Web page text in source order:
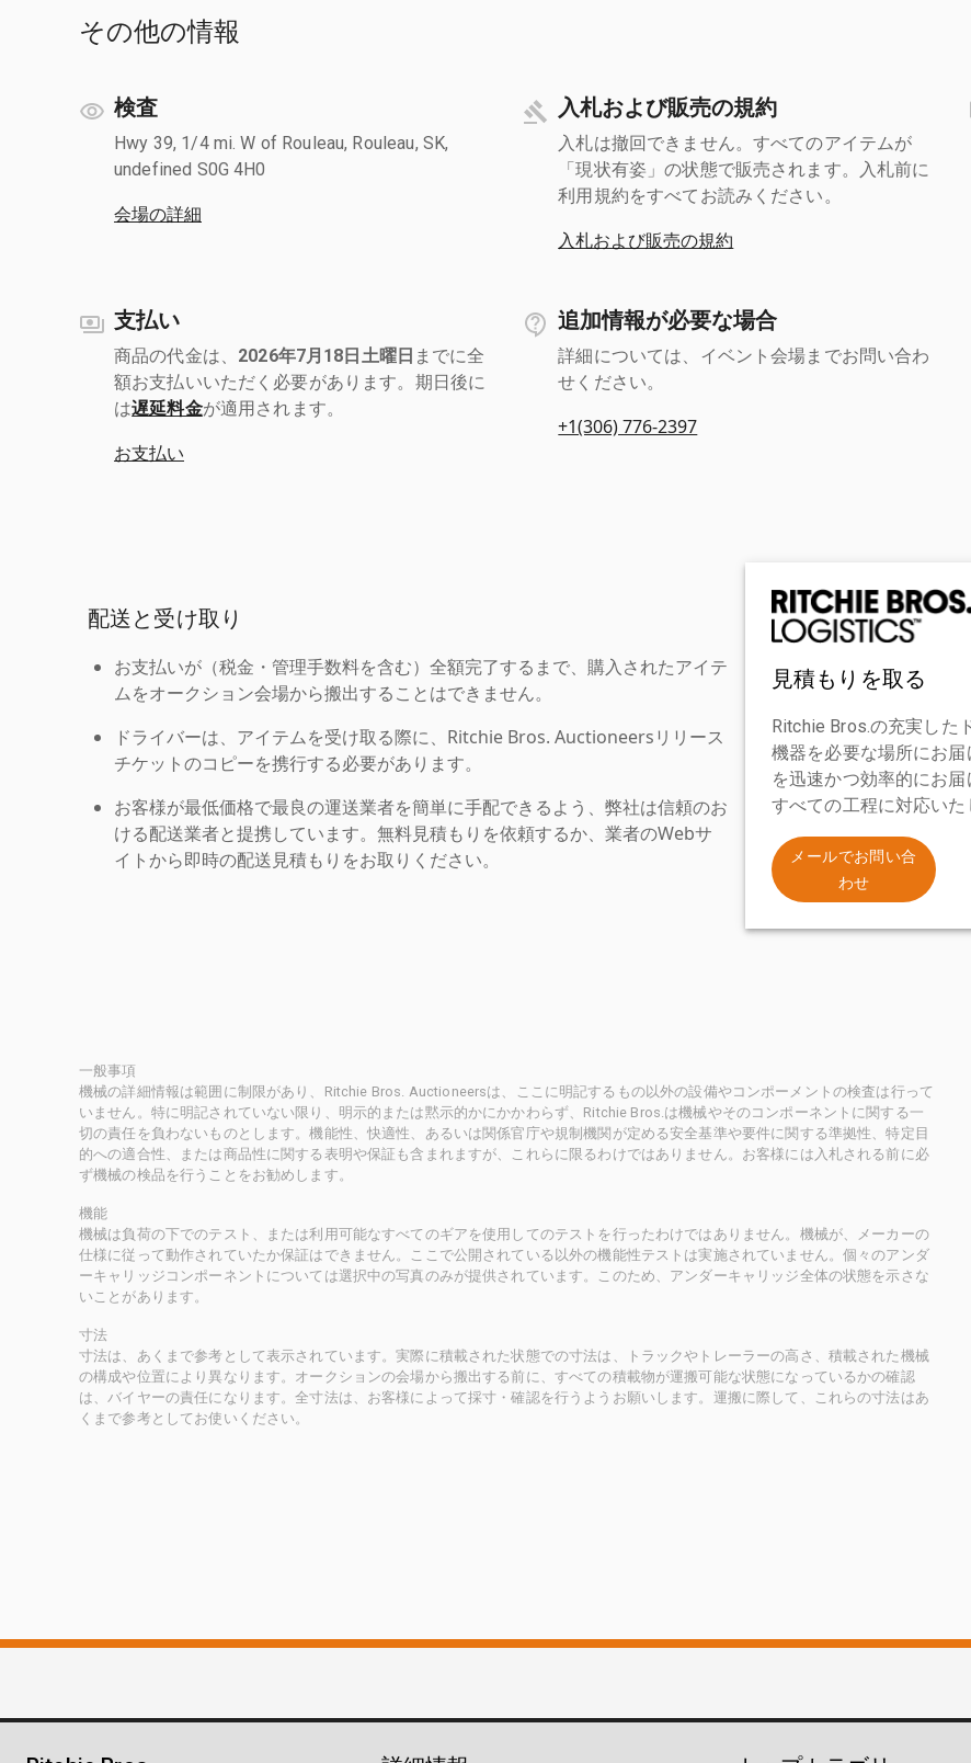
その他の情報
検査
Hwy 39, 1/4 mi. W of Rouleau, Rouleau, SK,
undefined S0G 4H0
会場の詳細
入札および販売の規約
入札は撤回できません。すべてのアイテムが
「現状有姿」の状態で販売されます。入札前に
利用規約をすべてお読みください。
入札および販売の規約
支払い
商品の代金は、 2026年7月18日土曜日 までに全
額お支払いいただく必要があります。期日後に
は遅延料金が適用されます。
お支払い
追加情報が必要な場合
詳細については、イベント会場までお問い合わ
せください。
+1(306) 776-2397
配送と受け取り
お支払いが（税金・管理手数料を含む）全額完了するまで、購入されたアイテ
ムをオークション会場から搬出することはできません。
ドライバーは、アイテムを受け取る際に、Ritchie Bros. Auctioneersリリース
チケットのコピーを携行する必要があります。
お客様が最低価格で最良の運送業者を簡単に手配できるよう、弊社は信頼のお
ける配送業者と提携しています。無料見積もりを依頼するか、業者のWebサ
イトから即時の配送見積もりをお取りください。
見積もりを取る
Ritchie Bros.の充実した
機器を必要な場所にお
を迅速かつ効率的にお
すべての工程に対応いた
メールでお問い合
わせ
一般事項
機械の詳細情報は範囲に制限があり、Ritchie Bros. Auctioneersは、ここに明記するもの以外の設備やコンポーメントの検査は行って
いません。特に明記されていない限り、明示的または黙示的かにかかわらず、Ritchie Bros.は機械やそのコンポーネントに関する一
切の責任を負わないものとします。機能性、快適性、あるいは関係官庁や規制機関が定める安全基準や要件に関する準拠性、特定目
的への適合性、または商品性に関する表明や保証も含まれますが、これらに限るわけではありません。お客様には入札される前に必
ず機械の検品を行うことをお勧めします。
機能
機械は負荷の下でのテスト、または利用可能なすべてのギアを使用してのテストを行ったわけではありません。機械が、メーカーの
仕様に従って動作されていたか保証はできません。ここで公開されている以外の機能性テストは実施されていません。個々のアンダ
ーキャリッジコンポーネントについては選択中の写真のみが提供されています。このため、アンダーキャリッジ全体の状態を示さな
いことがあります。
寸法
寸法は、あくまで参考として表示されています。実際に積載された状態での寸法は、トラックやトレーラーの高さ、積載された機械
の構成や位置により異なります。オークションの会場から搬出する前に、すべての積載物が運搬可能な状態になっているかの確認
は、バイヤーの責任になります。全寸法は、お客様によって採寸・確認を行うようお願いします。運搬に際して、これらの寸法はあ
くまで参考としてお使いください。